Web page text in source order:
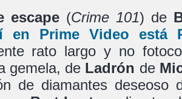
escape (Crime 101) de
en Prime Video está
rato largo y no
gemela, de Ladrón de
de diamantes deseoso